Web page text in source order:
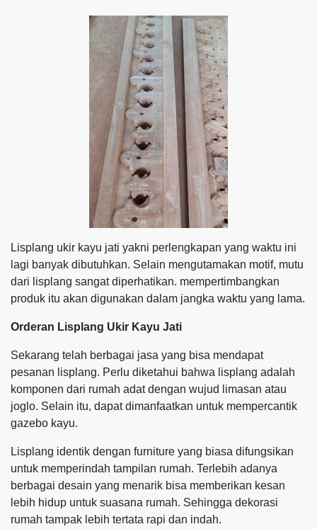
Lisplang ukir kayu jati yakni perlengkapan yang waktu ini
lagi banyak dibutuhkan. Selain mengutamakan motif, mutu
dari lisplang sangat diperhatikan. mempertimbangkan
produk itu akan digunakan dalam jangka waktu yang lama.
Orderan Lisplang Ukir Kayu Jati
Sekarang telah berbagai jasa yang bisa mendapat
pesanan lisplang. Perlu diketahui bahwa lisplang adalah
komponen dari rumah adat dengan wujud limasan atau
joglo. Selain itu, dapat dimanfaatkan untuk mempercantik
gazebo kayu.
Lisplang identik dengan furniture yang biasa difungsikan
untuk memperindah tampilan rumah. Terlebih adanya
berbagai desain yang menarik bisa memberikan kesan
lebih hidup untuk suasana rumah. Sehingga dekorasi
rumah tampak lebih tertata rapi dan indah.